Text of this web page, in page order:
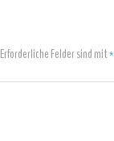
Erforderliche Felder sind mit*